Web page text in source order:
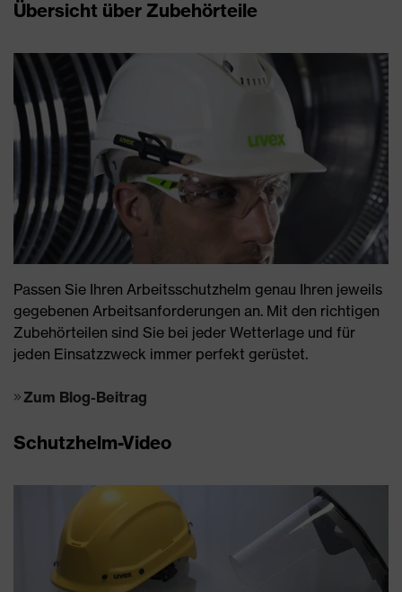
Übersicht über Zubehörteile
Passen Sie Ihren Arbeitsschutzhelm genau Ihren jeweils
gegebenen Arbeitsanforderungen an. Mit den richtigen
Zubehörteilen sind Sie bei jeder Wetterlage und für
jeden Einsatzzweck immer perfekt gerüstet.
Zum Blog-Beitrag
Schutzhelm-Video